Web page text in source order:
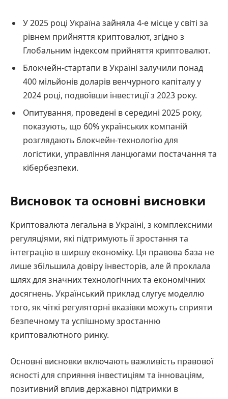
У 2025 році Україна зайняла 4-е місце у світі за
рівнем прийняття криптовалют, згідно з
Глобальним індексом прийняття криптовалют.
Блокчейн-стартапи в Україні залучили понад
400 мільйонів доларів венчурного капіталу у
2024 році, подвоївши інвестиції з 2023 року.
Опитування, проведені в середині 2025 року,
показують, що 60% українських компаній
розглядають блокчейн-технологію для
логістики, управління ланцюгами постачання та
кібербезпеки.
Висновок та основні висновки
Криптовалюта легальна в Україні, з комплексними
регуляціями, які підтримують її зростання та
інтеграцію в ширшу економіку. Ця правова база не
лише збільшила довіру інвесторів, але й проклала
шлях для значних технологічних та економічних
досягнень. Український приклад слугує моделлю
того, як чіткі регуляторні вказівки можуть сприяти
безпечному та успішному зростанню
криптовалютного ринку.
Основні висновки включають важливість правової
ясності для сприяння інвестиціям та інноваціям,
позитивний вплив державної підтримки в